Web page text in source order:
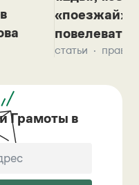
«поезжай»?
повелевать
статьи
Грамоты в